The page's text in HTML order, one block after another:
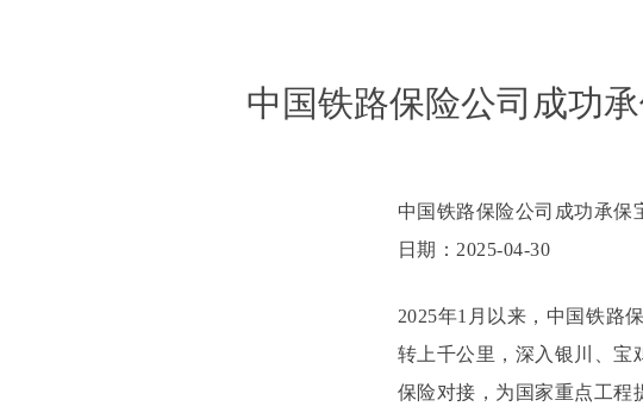
中国铁路保险公司成功
中国铁路保险公司成功承保
日期：2025-04-30
2025年1月以来，中国铁路
转上千公里，深入银川、宝
保险对接，为国家重点工程